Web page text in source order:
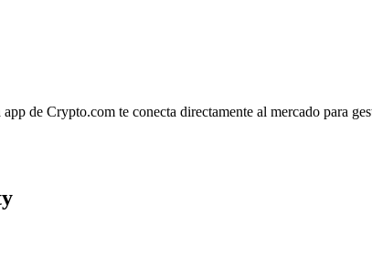
de Crypto.com te conecta directamente al mercado para